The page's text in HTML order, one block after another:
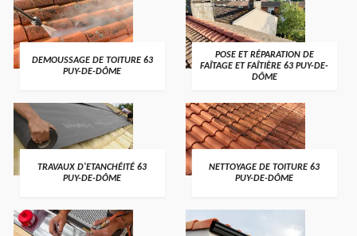
DEMOUSSAGE DE TOITURE 63
PUY-DE-DÔME
POSE ET RÉPARATION DE
FAÎTAGE ET FAÎTIÈRE 63 PUY-DE-
DÔME
TRAVAUX D'ETANCHÉITÉ 63
PUY-DE-DÔME
NETTOYAGE DE TOITURE 63
PUY-DE-DÔME